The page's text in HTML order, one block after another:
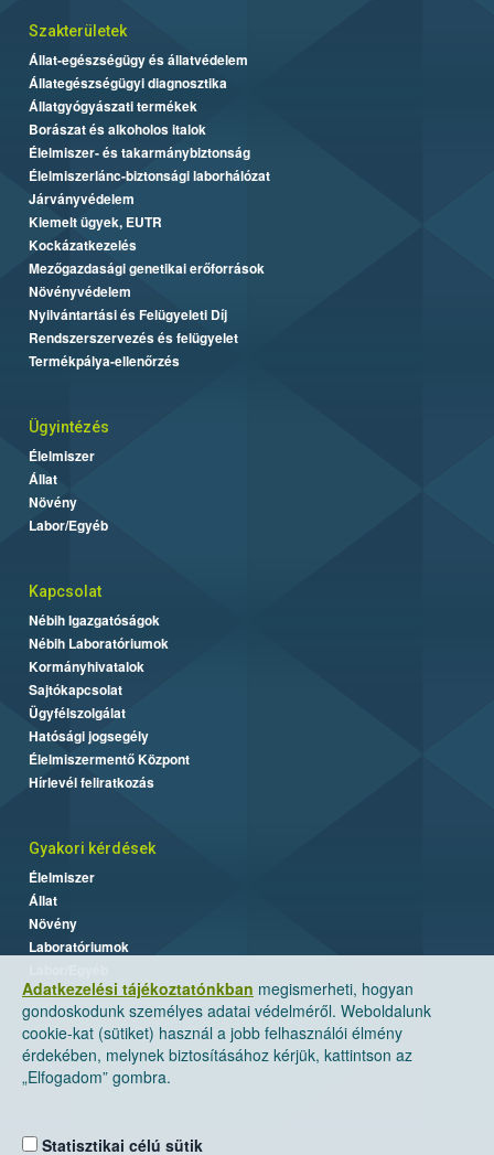
Adatkezelési tájékoztatónkban megismerheti, hogyan
gondoskodunk személyes adatai védelméről. Weboldalunk
cookie-kat (sütiket) használ a jobb felhasználói élmény
érdekében, melynek biztosításához kérjük, kattintson az
„Elfogadom” gombra.
Statisztikai célú sütik
Szakterületek
Állat-egészségügy és állatvédelem
Állategészségügyi diagnosztika
Állatgyógyászati termékek
Borászat és alkoholos italok
Élelmiszer- és takarmánybiztonság
Élelmiszerlánc-biztonsági laborhálózat
Járványvédelem
Kiemelt ügyek, EUTR
Kockázatkezelés
Mezőgazdasági genetikai erőforrások
Növényvédelem
Nyilvántartási és Felügyeleti Díj
Rendszerszervezés és felügyelet
Termékpálya-ellenőrzés
Ügyintézés
Élelmiszer
Állat
Növény
Labor/Egyéb
Kapcsolat
Nébih Igazgatóságok
Nébih Laboratóriumok
Kormányhivatalok
Sajtókapcsolat
Ügyfélszolgálat
Hatósági jogsegély
Élelmiszermentő Központ
Hírlevél feliratkozás
Gyakori kérdések
Élelmiszer
Állat
Növény
Laboratóriumok